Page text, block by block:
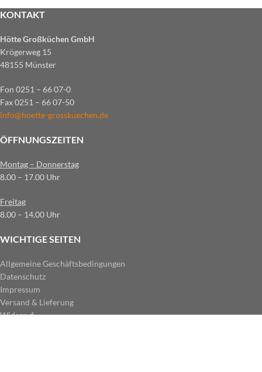
KONTAKT
Hötte Großküchen GmbH
Krögerweg 15
48155 Münster
Fon 0251 – 66 07-0
Fax 0251 – 66 07-50
info@hoette-grosskuechen.de
ÖFFNUNGSZEITEN
Montag – Donnerstag
8.00 – 17.00 Uhr
Freitag
8.00 – 14.00 Uhr
WICHTIGE SEITEN
Allgemeine Geschäftsbedingungen
Datenschutz
Impressum
Versand & Lieferung
Widerruf